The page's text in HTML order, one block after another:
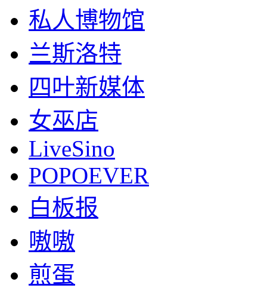
私人博物馆
兰斯洛特
四叶新媒体
女巫店
LiveSino
POPOEVER
白板报
嗷嗷
煎蛋